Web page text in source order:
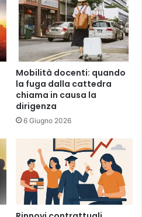
Mobilità docenti: quando
la fuga dalla cattedra
chiama in causa la
dirigenza
6 Giugno 2026